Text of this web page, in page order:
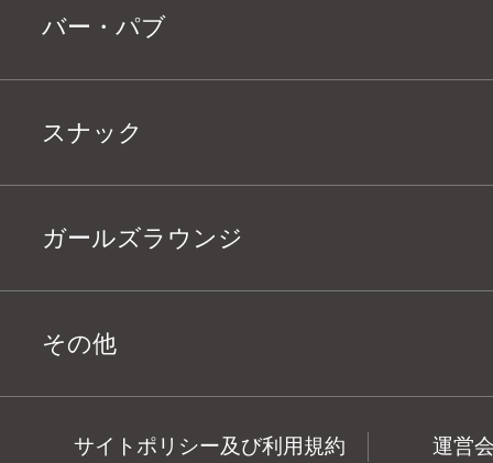
バー・パブ
スナック
ガールズラウンジ
その他
サイトポリシー及び利用規約 運営